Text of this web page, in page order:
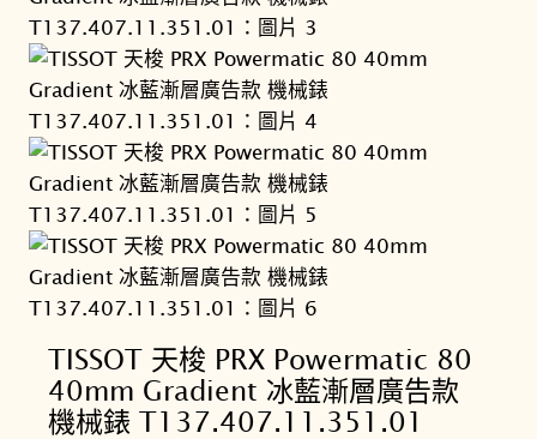
TISSOT 天梭 PRX Powermatic 80
40mm Gradient 冰藍漸層廣告款
機械錶 T137.407.11.351.01